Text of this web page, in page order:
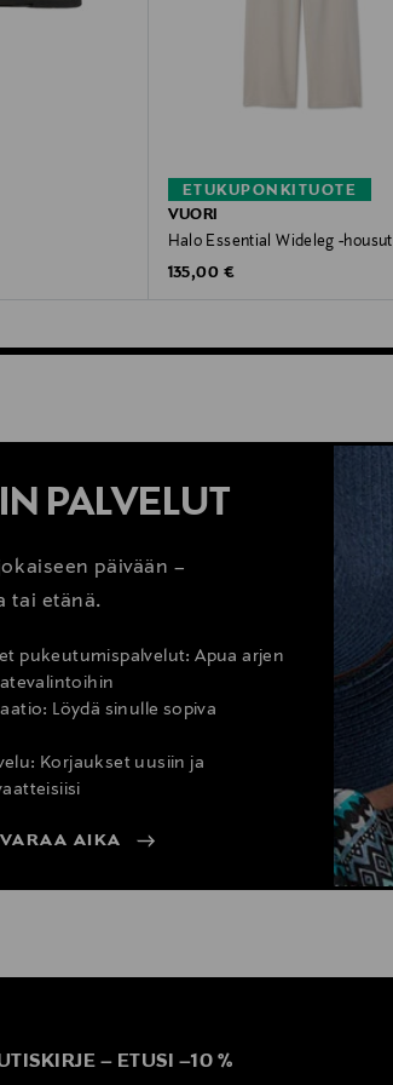
ETUKUPONKITUOTE
VUORI
Halo Essential Wideleg -housut
Original Price
135,00 €
PALVELUT
päivään –
tai etänä.
pukeutumispalvelut: Apua arjen
Löydä sinulle sopiva
Korjaukset uusiin ja
AIKA
– ETUSI –10 %